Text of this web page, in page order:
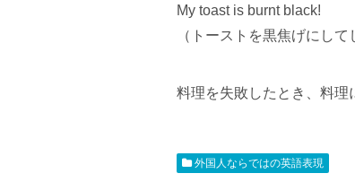
My toast is burnt black!
（トーストを黒焦げにして
料理を失敗したとき、料理
外国人ならではの英語表現